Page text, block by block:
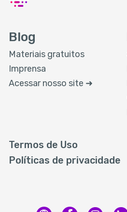
Blog
Materiais gratuitos
Imprensa
Acessar nosso site ➜
Termos de Uso
Políticas de privacidade